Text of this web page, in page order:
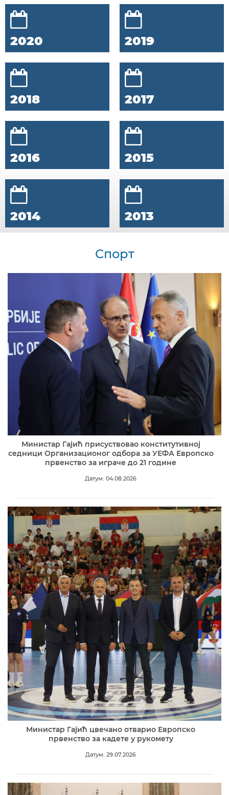
2020 2019
2018 2017
2016 2015
2014 2013
Спорт
Министар Гајић присуствовао конститутивној
седници Организационог одбора за УЕФА Европско
првенство за играче до 21 године
Датум: 04.08.2026
Министар Гајић цвечано отварио Европско
првенство за кадете у рукомету
Датум: 29.07.2026